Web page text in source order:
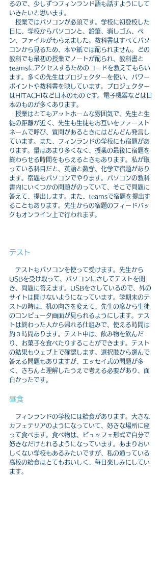
るので、少しずつフィンランド語も話すようにして
いきたいと思います。
授業ではパソコンが必須です。 学校に初登校した
日に、学校からパソコンと、鉛筆、消しゴム、ペ
ン、ファイルがもらえました。教科書はすべてパソ
コンから見るため、本や紙では配られません。どの
教科でも最初の授業でノートが配られ、教科書と
teamsにアクセスするためのコードを教えてもらい
ます。多くの先生はプロジェクターを使い、パワー
ポイントや教科書を映しています。プロジェクター
はHITACHIなど日本のものです。電子機器などは日
本のものが多くあります。
授業はとてもアットホームな雰囲気で、先生と生
徒の距離が近く、先生も生徒もお互いをファースト
ネームで呼び、質問があるときにはどんどん発言し
ています。 また、フィンランドの学校にも宿題があ
ります。量はあまり多くなく、授業の最後に宿題を
終わらせる時間をもらえるときもあります。私が取
っている科目だと、英語と数学、化学で宿題があり
ます。宿題もパソコンでやります。パソコンの教科
書内にいくつかの問題がのっていて、そこで問題に
答えて、提出します。また、teamsで宿題を提出す
ることもあります。先生からの宿題のフィードバッ
クもオンライン上で行われます。
テスト
テストもパソコンを使って受けます。先生から
USBを受け取って、パソコンにさしてテストを開
き、問題に答えます。USBをさしているので、外の
サイトは開けないようになっています。学期末のテ
ストの時は、机の向きを変えて、先生の席から生徒
のコンピュータ画面が見られるようにします。テス
トは終わった人から帰れる仕組みで、使える時間は
約３時間あります。テスト中は、飲み物を飲んだ
り、お菓子を食べたりすることができます。テスト
の結果もウェブ上で確認します。選択肢から選んで
答える問題もありますが、エッセイ式の問題が多
く、きちんと理解したうえで考える必要があり、面
白かったです。
昼食
フィンランドの学校には給食があります。大きな
カフェテリアのようになっていて、好きな場所に座
って食べます。食べ物は、ビュッフェ形式で自分で
好きなだけとれるようになっています。あまりおい
しくない学校もあるみたいですが、 私の通っている
高校の給食はとてもおいしく、毎日楽しみにしてい
ます。